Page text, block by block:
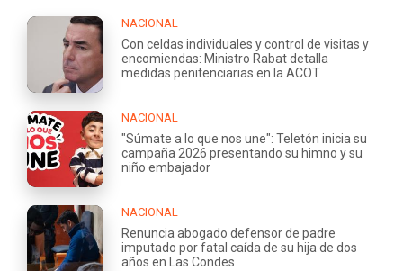
NACIONAL
Con celdas individuales y control de visitas y
encomiendas: Ministro Rabat detalla
medidas penitenciarias en la ACOT
NACIONAL
"Súmate a lo que nos une": Teletón inicia su
campaña 2026 presentando su himno y su
niño embajador
NACIONAL
Renuncia abogado defensor de padre
imputado por fatal caída de su hija de dos
años en Las Condes